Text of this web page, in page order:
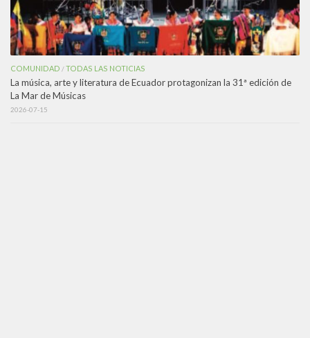
COMUNIDAD /TODAS LAS NOTICIAS
La música, arte y literatura de Ecuador protagonizan la 31ª edición de
La Mar de Músicas
2026-07-15